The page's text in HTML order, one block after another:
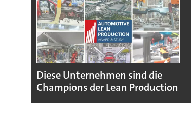
Diese Unternehmen sind die
Champions der Lean Production